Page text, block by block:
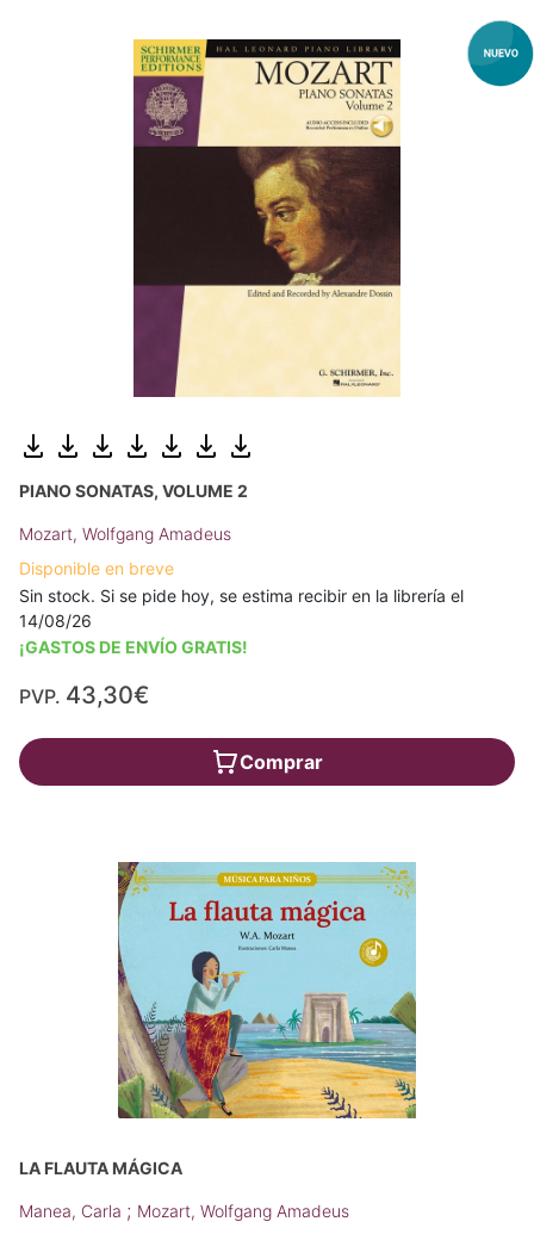
PIANO SONATAS, VOLUME 2
Mozart, Wolfgang Amadeus
Disponible en breve
Sin stock. Si se pide hoy, se estima recibir en la librería el
14/08/26
¡GASTOS DE ENVÍO GRATIS!
PVP. 43,30€
Comprar
LA FLAUTA MÁGICA
Manea, Carla ; Mozart, Wolfgang Amadeus